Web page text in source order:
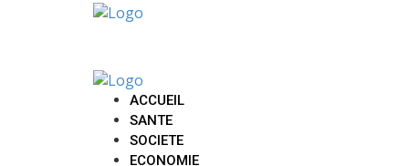
ACCUEIL
SANTE
SOCIETE
ECONOMIE